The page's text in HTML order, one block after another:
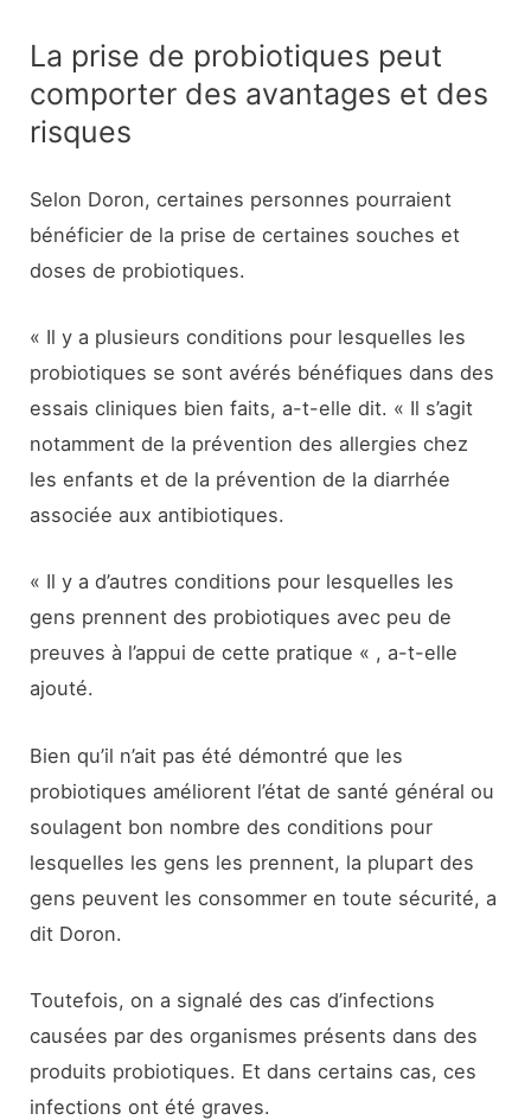
La prise de probiotiques peut
comporter des avantages et des
risques
Selon Doron, certaines personnes pourraient
bénéficier de la prise de certaines souches et
doses de probiotiques.
« Il y a plusieurs conditions pour lesquelles les
probiotiques se sont avérés bénéfiques dans des
essais cliniques bien faits, a-t-elle dit. « Il s’agit
notamment de la prévention des allergies chez
les enfants et de la prévention de la diarrhée
associée aux antibiotiques.
« Il y a d’autres conditions pour lesquelles les
gens prennent des probiotiques avec peu de
preuves à l’appui de cette pratique « , a-t-elle
ajouté.
Bien qu’il n’ait pas été démontré que les
probiotiques améliorent l’état de santé général ou
soulagent bon nombre des conditions pour
lesquelles les gens les prennent, la plupart des
gens peuvent les consommer en toute sécurité, a
dit Doron.
Toutefois, on a signalé des cas d’infections
causées par des organismes présents dans des
produits probiotiques. Et dans certains cas, ces
infections ont été graves.